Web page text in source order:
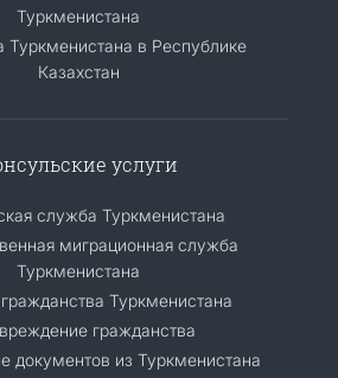
Туркменистана
Туркменистана в Республике
Казахстан
услуги
служба Туркменистана
миграционная служба
Туркменистана
Туркменистана
гражданства
документов из Туркменистана